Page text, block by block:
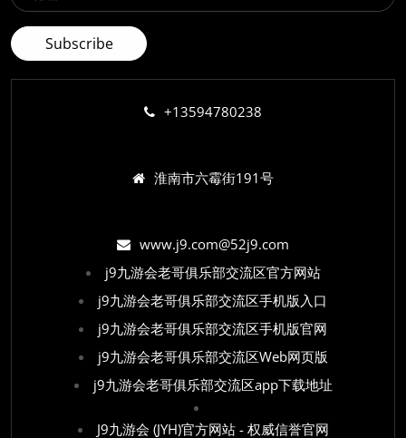
+13594780238
淮南市六霉街191号
www.j9.com@52j9.com
j9九游会老哥俱乐部交流区官方网站
j9九游会老哥俱乐部交流区手机版入口
j9九游会老哥俱乐部交流区手机版官网
j9九游会老哥俱乐部交流区Web网页版
j9九游会老哥俱乐部交流区app下载地址
J9九游会 (JYH)官方网站 - 权威信誉官网